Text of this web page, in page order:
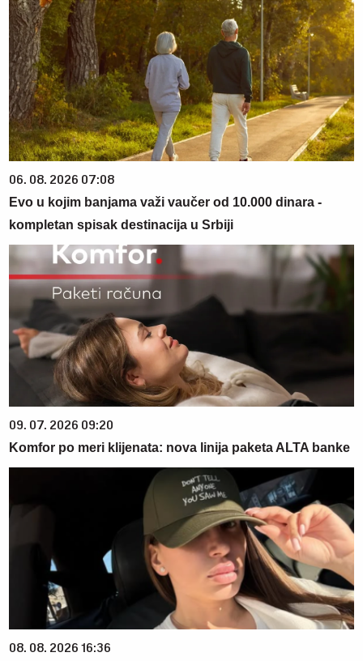
06. 08. 2026 07:08
Evo u kojim banjama važi vaučer od 10.000 dinara -
kompletan spisak destinacija u Srbiji
09. 07. 2026 09:20
Komfor po meri klijenata: nova linija paketa ALTA banke
08. 08. 2026 16:36